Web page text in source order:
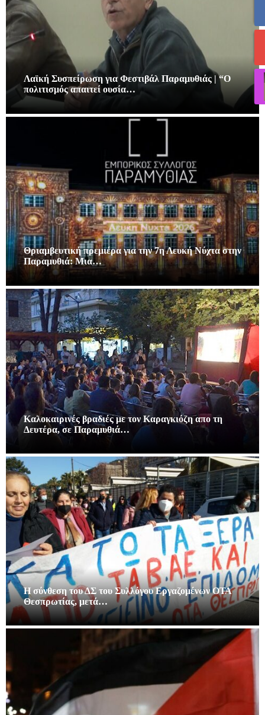
Λαϊκή Συσπείρωση για Φεστιβάλ Παραμυθιάς | “Ο
πολιτισμός απαιτεί ουσία…
Θριαμβευτική πρεμιέρα για την 7η Λευκή Νύχτα στην
Παραμυθιά: Μια…
Καλοκαιρινές βραδιές με τον Καραγκιόζη απο τη
Δευτέρα, σε Παραμυθιά…
Η σύνθεση του ΔΣ του Συλλόγου Εργαζομένων ΟΤΑ
Θεσπρωτίας, μετά…